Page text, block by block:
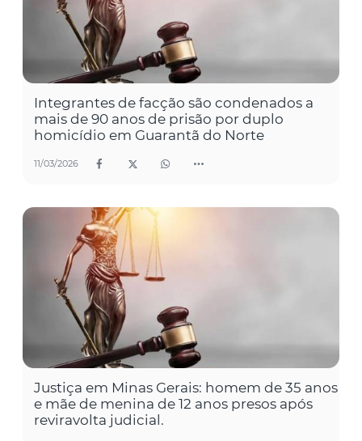
Integrantes de facção são condenados a
mais de 90 anos de prisão por duplo
homicídio em Guarantã do Norte
11/03/2026
Justiça em Minas Gerais: homem de 35 anos
e mãe de menina de 12 anos presos após
reviravolta judicial.